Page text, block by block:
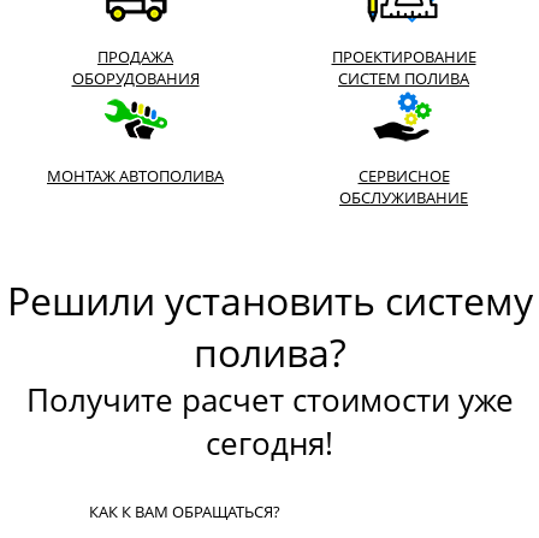
ПРОДАЖА
ОБОРУДОВАНИЯ
ПРОЕКТИРОВАНИЕ
СИСТЕМ ПОЛИВА
МОНТАЖ АВТОПОЛИВА
СЕРВИСНОЕ
ОБСЛУЖИВАНИЕ
Решили установить систему
полива?
Получите расчет стоимости уже
сегодня!
КАК К ВАМ ОБРАЩАТЬСЯ?